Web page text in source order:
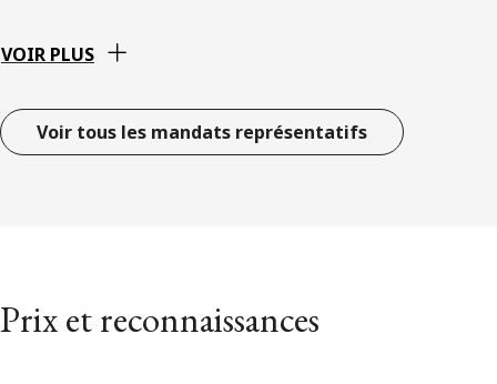
VOIR PLUS
Voir tous les mandats représentatifs
Prix et reconnaissances